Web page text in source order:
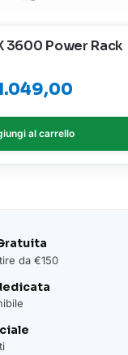
3600 Power Rack
al carrello
da €150